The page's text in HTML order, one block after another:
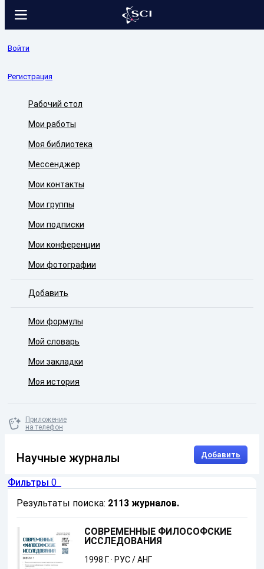
Войти
Регистрация
Рабочий стол
Мои работы
Моя библиотека
Мессенджер
Мои контакты
Мои группы
Мои подписки
Мои конференции
Мои фотографии
Добавить
Мои формулы
Мой словарь
Мои закладки
Моя история
Приложение
на телефон
Научные журналы Добавить
Фильтры 0
Результаты поиска: 2113 журналов.
СОВРЕМЕННЫЕ ФИЛОСОФСКИЕ
ИССЛЕДОВАНИЯ
1998 Г.· РУС / АНГ